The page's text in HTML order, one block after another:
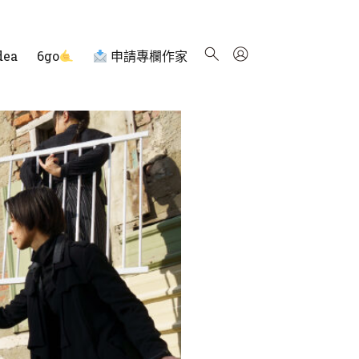
6go 申請專欄作家